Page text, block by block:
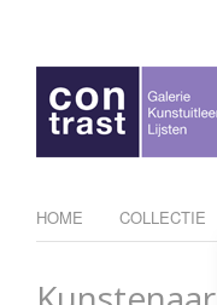
HOME COLLECTIE